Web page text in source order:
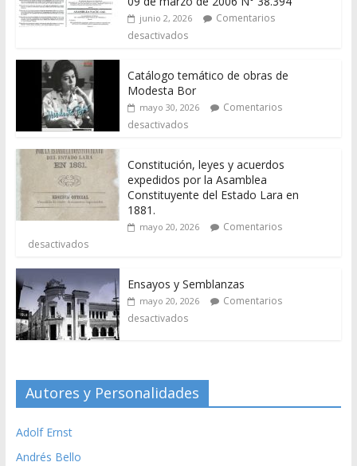
junio 2, 2026
Comentarios
desactivados
Catálogo temático de obras de
Modesta Bor
mayo 30, 2026
Comentarios
desactivados
Constitución, leyes y acuerdos
expedidos por la Asamblea
Constituyente del Estado Lara en
1881.
mayo 20, 2026
Comentarios
desactivados
Ensayos y Semblanzas
mayo 20, 2026
Comentarios
desactivados
Autores y Personalidades
Adolf Ernst
Andrés Bello